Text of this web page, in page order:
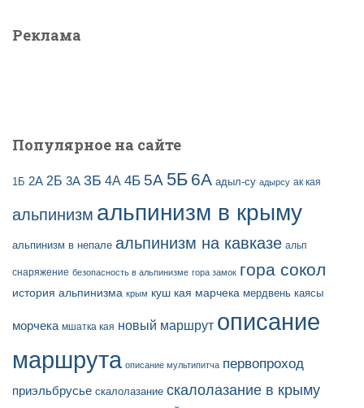
Реклама
Популярное на сайте
1Б 2А 2Б 3А 3Б 4А 4Б 5А 5Б 6А адыл-су адырсу ак кая
альпинизм альпинизм в крыму
альпинизм в непале альпинизм на кавказе альп
снаряжение безопасность в альпинизме гора замок гора сокол
история альпинизма крым куш кая марчека мердвень каясы
морчека мшатка кая новый маршрут описание
маршрута описание мультипитча первопроход
приэльбрусье скалолазание скалолазание в крыму